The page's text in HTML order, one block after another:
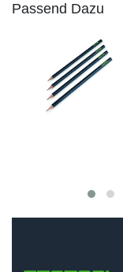
Passend Dazu